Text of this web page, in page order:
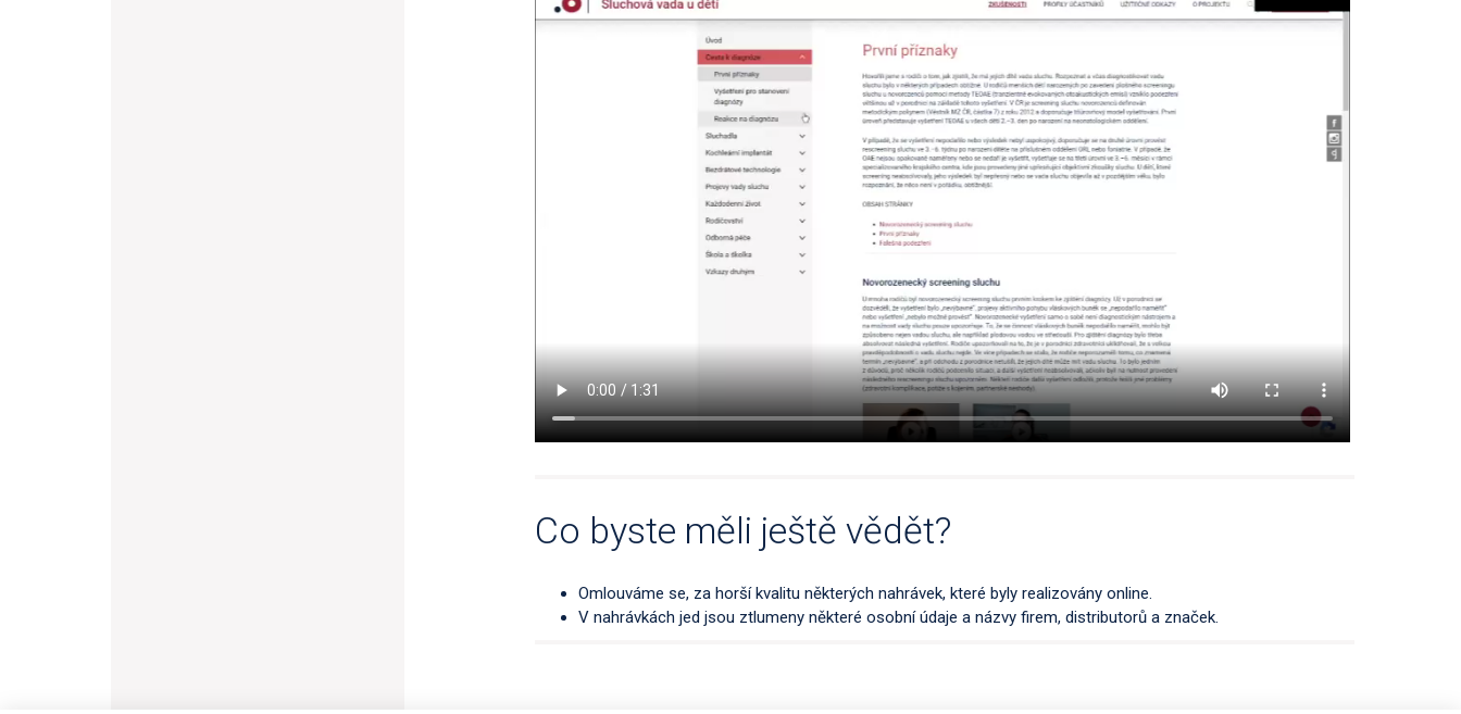
Co byste měli ještě vědět?
Omlouváme se, za horší kvalitu některých nahrávek, které byly realizovány online.
V nahrávkách jed jsou ztlumeny některé osobní údaje a názvy firem, distributorů a značek.